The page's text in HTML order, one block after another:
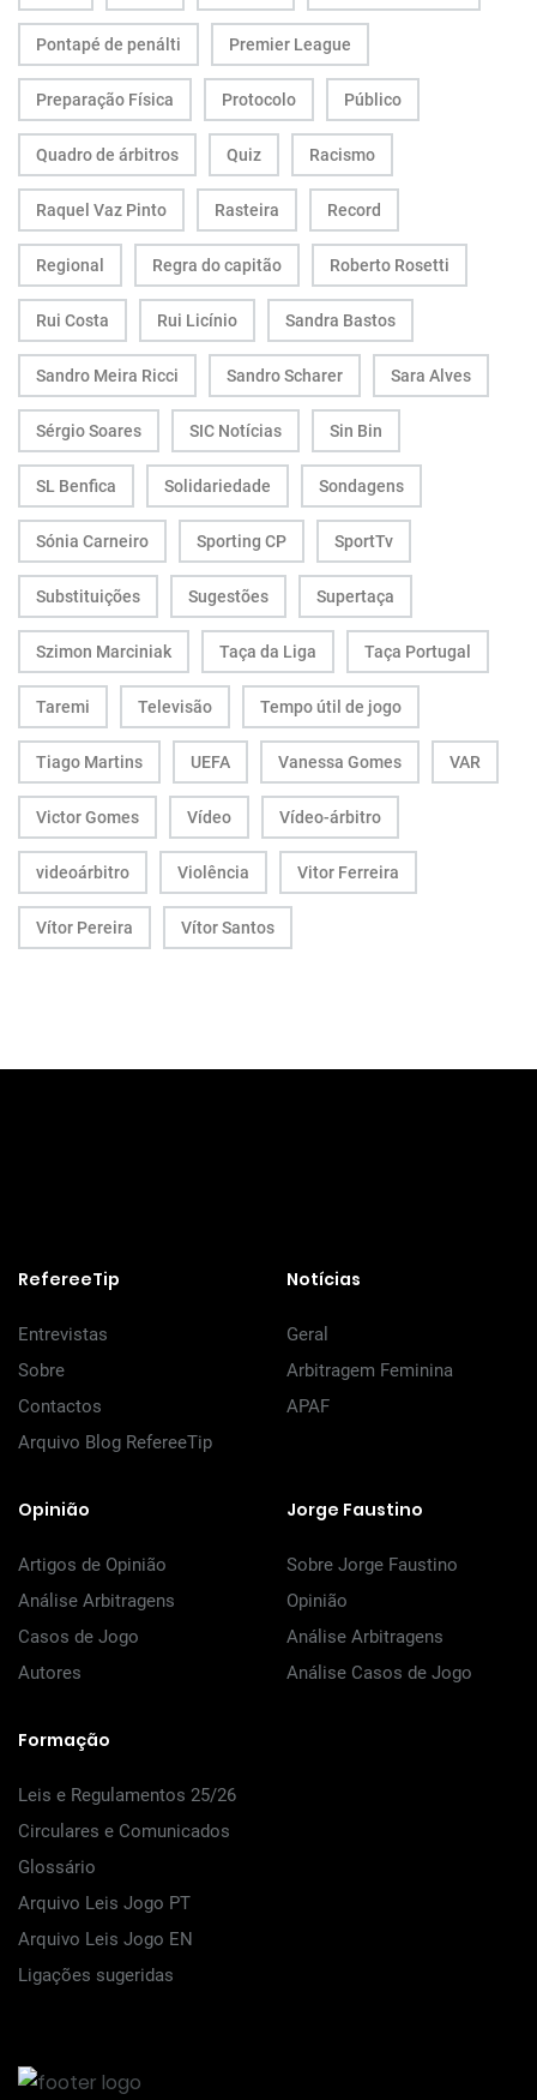
Pontapé de penálti Premier League
Preparação Física Protocolo Público
Quadro de árbitros Quiz Racismo
Raquel Vaz Pinto Rasteira Record
Regional Regra do capitão Roberto Rosetti
Rui Costa Rui Licínio Sandra Bastos
Sandro Meira Ricci Sandro Scharer Sara Alves
Sérgio Soares SIC Notícias Sin Bin
SL Benfica Solidariedade Sondagens
Sónia Carneiro Sporting CP SportTv
Substituições Sugestões Supertaça
Szimon Marciniak Taça da Liga Taça Portugal
Taremi Televisão Tempo útil de jogo
Tiago Martins UEFA Vanessa Gomes VAR
Victor Gomes Vídeo Vídeo-árbitro
videoárbitro Violência Vitor Ferreira
Vítor Pereira Vítor Santos
RefereeTip
Entrevistas
Sobre
Contactos
Arquivo Blog RefereeTip
Notícias
Geral
Arbitragem Feminina
APAF
Opinião
Artigos de Opinião
Análise Arbitragens
Casos de Jogo
Autores
Jorge Faustino
Sobre Jorge Faustino
Opinião
Análise Arbitragens
Análise Casos de Jogo
Formação
Leis e Regulamentos 25/26
Circulares e Comunicados
Glossário
Arquivo Leis Jogo PT
Arquivo Leis Jogo EN
Ligações sugeridas